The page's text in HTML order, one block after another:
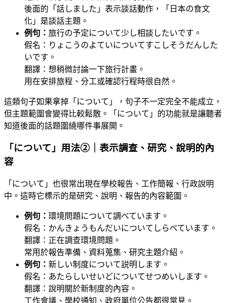
後面的「話しました」表示談話動作，「日本の食文
化」是談話主題。
例句： 旅行の予定について少し相談したいです。
假名：りょこうのよていについてすこしそうだんした
いです。
翻譯：想稍微討論一下旅行計畫。
用在安排旅程、分工或確認行程時很自然。
這類句子如果拿掉「について」，句子不一定完全不能成立，
但主題範圍會變得比較鬆散。「について」的功能就是讓聽者
知道後面的話題圍繞哪件事展開。
「について」用法②｜表示調查、研究、說明的內
容
「について」也很常出現在學校報告、工作簡報、行政說明
中。這時它標示的是研究、說明、報告的內容範圍。
例句： 環境問題について調べています。
假名：かんきょうもんだいについてしらべています。
翻譯：正在調查環境問題。
常用於報告準備、資料蒐集、研究主題介紹。
例句： 新しい制度について説明します。
假名：あたらしいせいどについてせつめいします。
翻譯：說明關於新制度的內容。
工作會議、學校通知、政府單位公告都很常見。